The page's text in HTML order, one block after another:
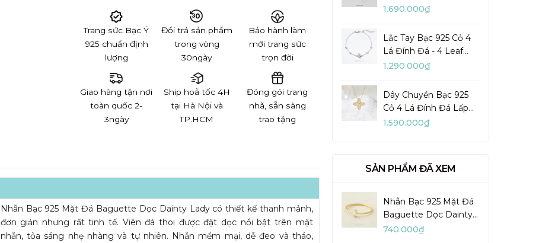
Trang sức Bạc Ý
925 chuẩn định
lượng
Đổi trả sản phẩm
trong vòng
30ngày
Bảo hành làm
mới trang sức
trọn đời
Giao hàng tận nơi
toàn quốc 2-
3ngày
Ship hoả tốc 4H
tại Hà Nội và
TP.HCM
Đóng gói trang
nhã, sẵn sàng
trao tặng
Nhẫn Bạc 925 Mặt Đá Baguette Dọc Dainty Lady có thiết kế thanh mảnh,
đơn giản nhưng rất tinh tế. Viên đá thoi được đặt dọc nổi bật trên mặt
nhẫn, tỏa sáng nhẹ nhàng và tự nhiên. Nhẫn mềm mại, dễ đeo và tháo,
My Queen - VYN13
1.690.000₫
Lắc Tay Bạc 925 Cỏ 4
Lá Đính Đá - 4 Leaf
Clover - VYB27
1.290.000₫
Dây Chuyền Bạc 925
Cỏ 4 Lá Đính Đá Lấp
Lánh Lady Clover -
1.590.000₫
SẢN PHẨM ĐÃ XEM
Nhẫn Bạc 925 Mặt Đá
Baguette Dọc Dainty
Lady - BR47
740.000₫